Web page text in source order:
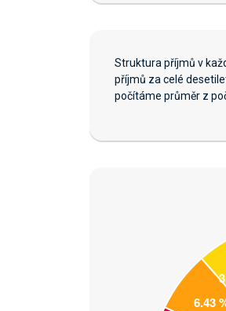
Struktura příjmů v
příjmů za celé
počítáme průměr z